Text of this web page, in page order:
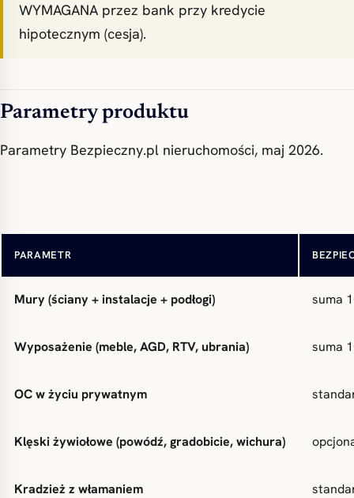
WYMAGANA przez bank przy kredycie
hipotecznym (cesja).
Parametry produktu
Parametry Bezpieczny.pl nieruchomości, maj 2026.
PARAMETR
Forma
Mury (ściany + instalacje + podłogi) suma
Wyposażenie (meble, AGD, RTV, ubrania) suma
OC w życiu prywatnym
Klęski żywiołowe (powódź, gradobicie, wichura)
Kradzież z włamaniem